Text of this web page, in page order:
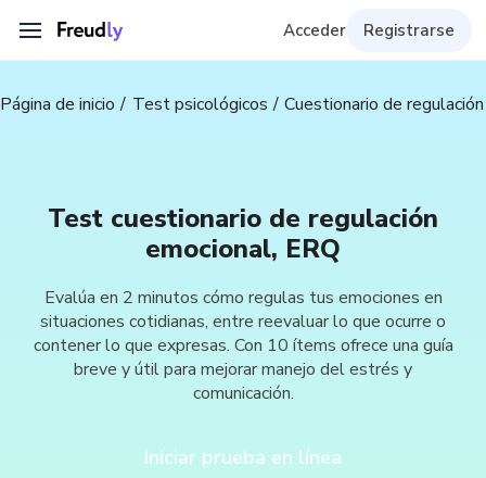
Acceder Registrarse
Página de inicio Test psicológicos Cuestionario de
Test cuestionario de regulación
emocional, ERQ
Evalúa en 2 minutos cómo regulas tus emociones en
situaciones cotidianas, entre reevaluar lo que ocurre o
contener lo que expresas. Con 10 ítems ofrece una guía
breve y útil para mejorar manejo del estrés y
comunicación.
Iniciar prueba en línea